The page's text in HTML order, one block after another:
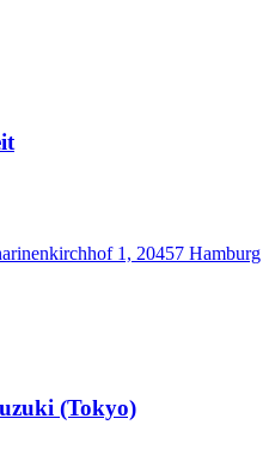
1, 20457 Hamburg
(Tokyo)